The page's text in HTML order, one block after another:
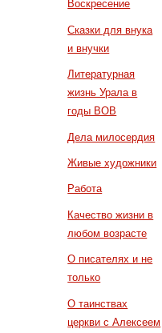
Воскресение
Сказки для внука
и внучки
Литературная
жизнь Урала в
годы ВОВ
Дела милосердия
Живые художники
Работа
Качество жизни в
любом возрасте
О писателях и не
только
О таинствах
церкви с Алексеем